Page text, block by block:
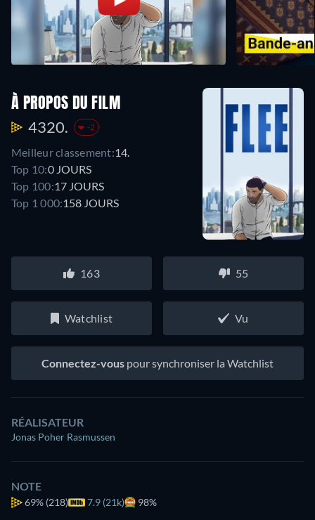
À PROPOS DU FILM
4320. -2
Meilleur classement:14.
Top 10:0 JOURS
Top 100:17 JOURS
Top 1 000:158 JOURS
163 55
Watchlist Vu
Connectez-vous pour synchroniser la Watchlist
RÉALISATEUR
Jonas Poher Rasmussen
NOTE
69% (218) 7.9 (21k) 98%